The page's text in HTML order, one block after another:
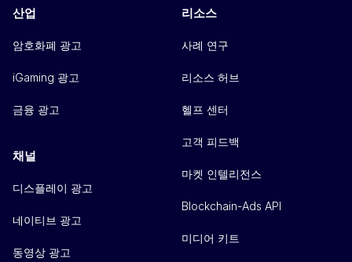
산업
암호화폐 광고
iGaming 광고
금융 광고
채널
디스플레이 광고
네이티브 광고
동영상 광고
리소스
사례 연구
리소스 허브
헬프 센터
고객 피드백
마켓 인텔리전스
Blockchain-Ads API
미디어 키트